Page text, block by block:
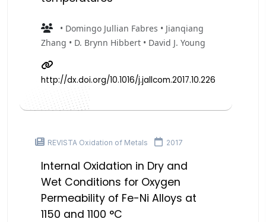
• Domingo Jullian Fabres • Jianqiang
Zhang • D. Brynn Hibbert • David J. Young
http://dx.doi.org/10.1016/j.jallcom.2017.10.226
REVISTA Oxidation of Metals 2017
Internal Oxidation in Dry and
Wet Conditions for Oxygen
Permeability of Fe-Ni Alloys at
1150 and 1100 °C